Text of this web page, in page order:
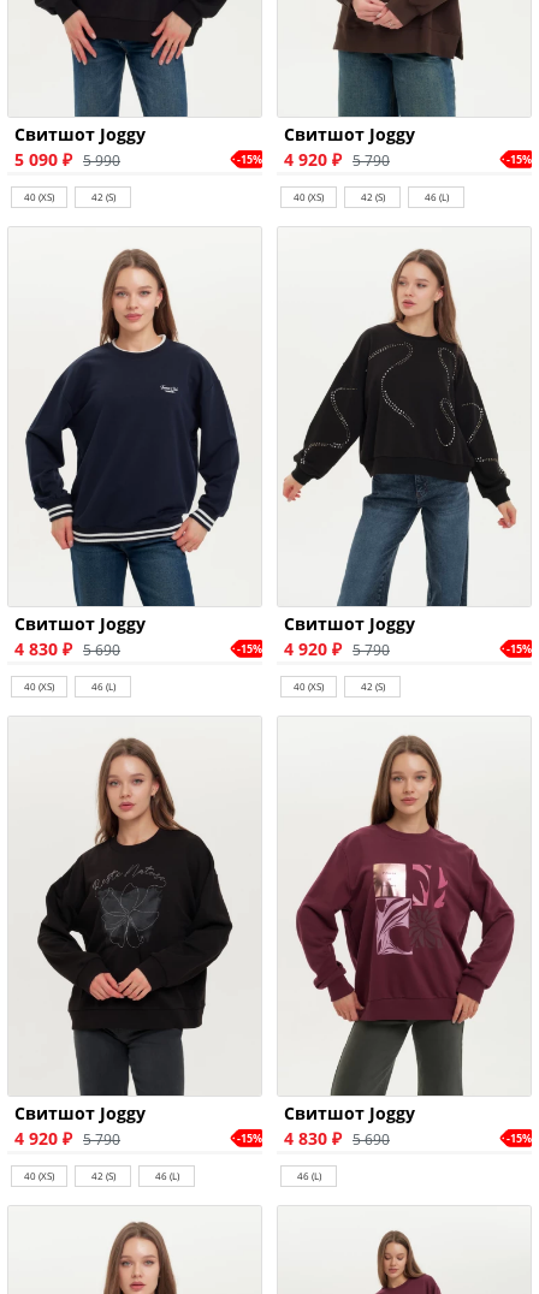
Свитшот Joggy
5 090 ₽ 5 990 -15%
40 (XS) 42 (S)
Свитшот Joggy
4 920 ₽ 5 790 -15%
40 (XS) 42 (S) 46 (L)
Свитшот Joggy
4 830 ₽ 5 690 -15%
40 (XS) 46 (L)
Свитшот Joggy
4 920 ₽ 5 790 -15%
40 (XS) 42 (S)
Свитшот Joggy
4 920 ₽ 5 790 -15%
40 (XS) 42 (S) 46 (L)
Свитшот Joggy
4 830 ₽ 5 690 -15%
46 (L)